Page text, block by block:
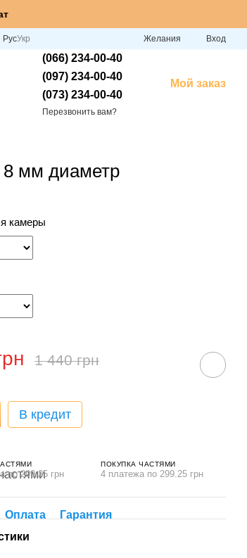
РусУкр Желания Вход
(066) 234-00-40
(097) 234-00-40
(073) 234-00-40
Перезвонить вам?
Мой заказ
8 мм диаметр
камеры
1 440 грн
В кредит
по 299.25 грн
ПОКУПКА ЧАСТЯМИ
4 платежа по 299.25 грн
Оплата
Гарантия